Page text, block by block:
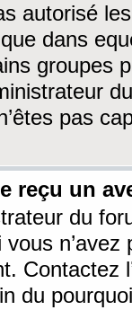
autorisé
dans
groupes
pas
reçu un
du
Contactez
du